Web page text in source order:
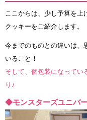
ここからは、少し予算を
クッキーをご紹介します。
今までのものとの違いは、
いること！
そして、個包装になってい
り♪
◆モンスターズユニバ